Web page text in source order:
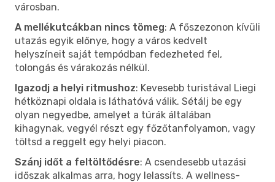
városban.
A mellékutcákban nincs tömeg: A főszezonon kívüli
utazás egyik előnye, hogy a város kedvelt
helyszíneit saját tempódban fedezheted fel,
tolongás és várakozás nélkül.
Igazodj a helyi ritmushoz: Kevesebb turistával Liegi
hétköznapi oldala is láthatóvá válik. Sétálj be egy
olyan negyedbe, amelyet a túrák általában
kihagynak, vegyél részt egy főzőtanfolyamon, vagy
töltsd a reggelt egy helyi piacon.
Szánj időt a feltöltődésre: A csendesebb utazási
időszak alkalmas arra, hogy lelassíts. A wellness-